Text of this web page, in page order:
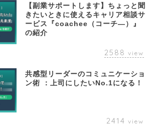
【副業サポートします】ちょっと聞
きたいときに使えるキャリア相談サ
ービス『coachee（コーチ―）』
の紹介
2588 view
共感型リーダーのコミュニケーショ
ン術 ：上司にしたいNo.1になる！
2414 view